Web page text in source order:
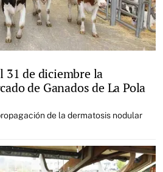
31 de diciembre la
de Ganados de La Pola
de la dermatosis nodular